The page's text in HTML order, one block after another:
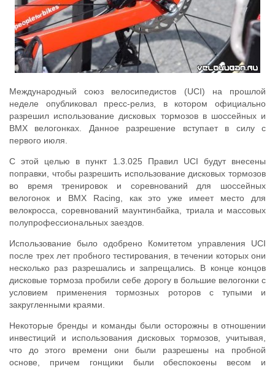
Международный союз велосипедистов (UCI) на прошлой
неделе опубликовал пресс-релиз, в котором официально
разрешил использование дисковых тормозов в шоссейных и
BMX велогонках. Данное разрешение вступает в силу с
первого июля.
С этой целью в пункт 1.3.025 Правил UCI будут внесены
поправки, чтобы разрешить использование дисковых тормозов
во время тренировок и соревнований для шоссейных
велогонок и BMX Racing, как это уже имеет место для
велокросса, соревнований маунтинбайка, триала и массовых
полупрофессиональных заездов.
Использование было одобрено Комитетом управления UCI
после трех лет пробного тестирования, в течении которых они
несколько раз разрешались и запрещались. В конце концов
дисковые тормоза пробили себе дорогу в большие велогонки с
условием применения тормозных роторов с тупыми и
закругленными краями.
Некоторые бренды и команды были осторожны в отношении
инвестиций и использования дисковых тормозов, учитывая,
что до этого времени они были разрешены на пробной
основе, причем гонщики были обеспокоены весом и